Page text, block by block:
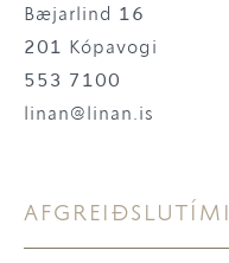
Bæjarlind 16
201 Kópavogi
553 7100
linan@linan.is
AFGREIÐSLUTÍMI